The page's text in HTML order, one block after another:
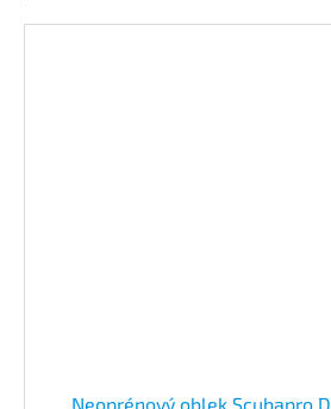
Neoprénový oblek Scubapro